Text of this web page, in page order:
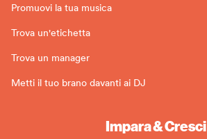
Promuovi la tua musica
Trova un'etichetta
Trova un manager
Metti il tuo brano davanti ai DJ
Impara & Cresci